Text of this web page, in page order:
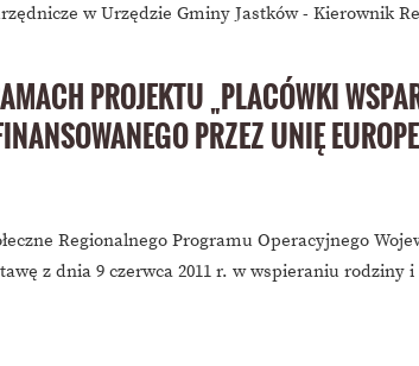
w Urzędzie Gminy Jastków - Kierownik
PROJEKTU „PLACÓWKI
PRZEZ UNIĘ
Regionalnego Programu Operacyjnego
z dnia 9 czerwca 2011 r. w wspieraniu rodziny